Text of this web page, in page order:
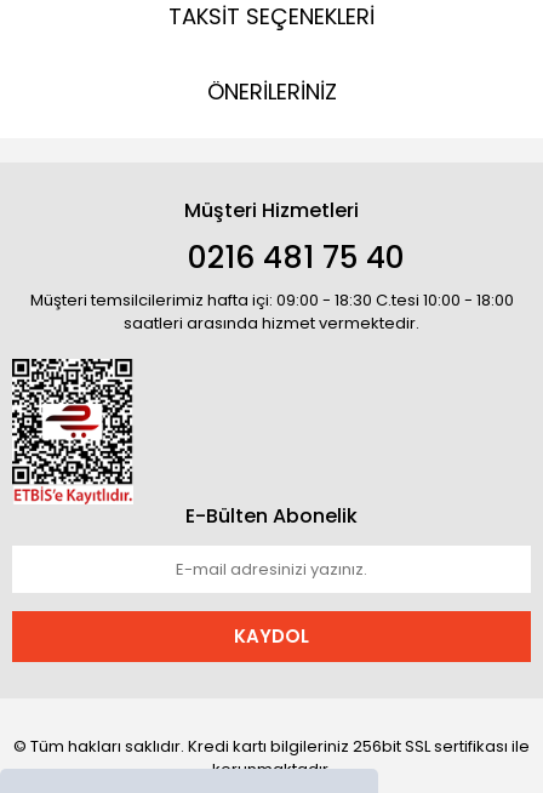
TAKSİT SEÇENEKLERİ
ÖNERİLERİNİZ
Müşteri Hizmetleri
0216 481 75 40
Müşteri temsilcilerimiz hafta içi: 09:00 - 18:30 C.tesi 10:00 - 18:00
saatleri arasında hizmet vermektedir.
E-Bülten Abonelik
KAYDOL
© Tüm hakları saklıdır. Kredi kartı bilgileriniz 256bit SSL sertifikası ile
korunmaktadır.